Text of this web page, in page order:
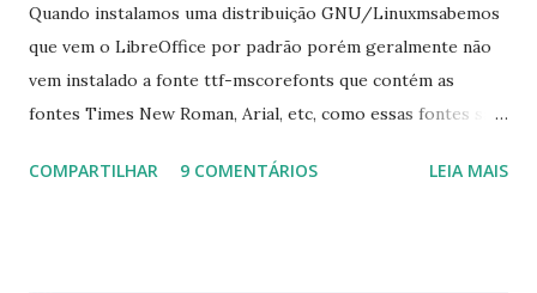
Quando instalamos uma distribuição GNU/Linuxmsabemos
que vem o LibreOffice por padrão porém geralmente não
vem instalado a fonte ttf-mscorefonts que contém as
fontes Times New Roman, Arial, etc, como essas fontes são
a Associação Brasileira de Normas Técnicas (ABNT), exige
COMPARTILHAR 9 COMENTÁRIOS LEIA MAIS